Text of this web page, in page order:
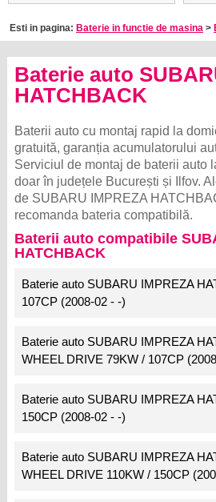
Esti in pagina: Baterie in functie de masina >
Baterie auto
HATCHBACK
Baterii auto cu montaj rapid la
gratuită, garanția acumulatorului
Serviciul de montaj de baterii auto
doar în județele București și Ilfov.
de SUBARU IMPREZA
recomanda bateria compatibilă.
Baterii auto compatibile
HATCHBACK
Baterie auto SUBARU IMPREZA
107CP (2008-02 - -)
Baterie auto SUBARU IMPREZA
WHEEL DRIVE 79KW / 107CP
Baterie auto SUBARU IMPREZA
150CP (2008-02 - -)
Baterie auto SUBARU IMPREZA
WHEEL DRIVE 110KW / 150CP